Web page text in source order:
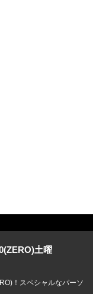
土曜
！スペシャルなパーソ